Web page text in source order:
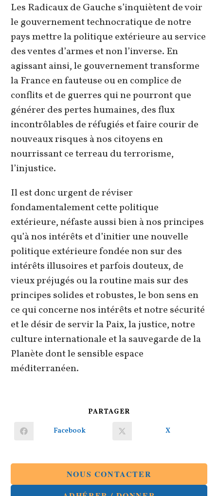
Les Radicaux de Gauche s’inquiètent de voir
le gouvernement technocratique de notre
pays mettre la politique extérieure au service
des ventes d’armes et non l’inverse. En
agissant ainsi, le gouvernement transforme
la France en fauteuse ou en complice de
conflits et de guerres qui ne pourront que
générer des pertes humaines, des flux
incontrôlables de réfugiés et faire courir de
nouveaux risques à nos citoyens en
nourrissant ce terreau du terrorisme,
l’injustice.
Il est donc urgent de réviser
fondamentalement cette politique
extérieure, néfaste aussi bien à nos principes
qu’à nos intérêts et d’initier une nouvelle
politique extérieure fondée non sur des
intérêts illusoires et parfois douteux, de
vieux préjugés ou la routine mais sur des
principes solides et robustes, le bon sens en
ce qui concerne nos intérêts et notre sécurité
et le désir de servir la Paix, la justice, notre
culture internationale et la sauvegarde de la
Planète dont le sensible espace
méditerranéen.
PARTAGER
Ouvrir
Facebook Ouvrir
X
NOUS CONTACTER